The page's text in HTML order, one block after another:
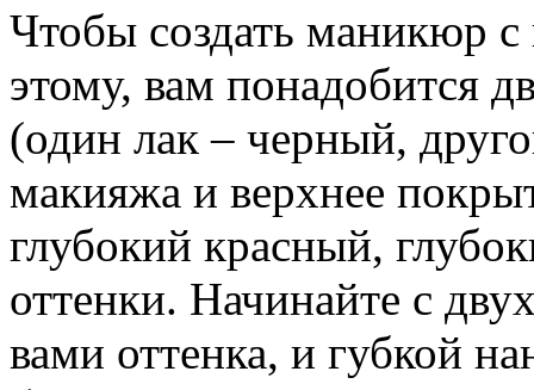
Чтобы создать маникюр
этому, вам понадобится
(один лак – черный,
макияжа и верхнее
глубокий красный,
оттенки. Начинайте с
вами оттенка, и губкой